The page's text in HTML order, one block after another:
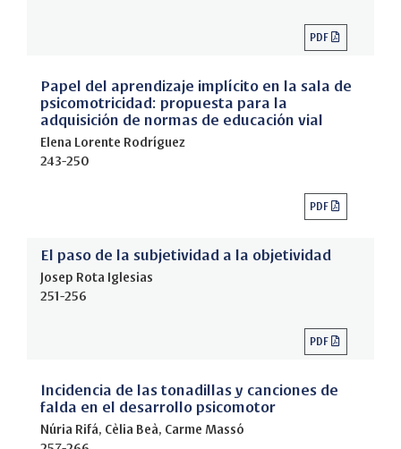
PDF
Papel del aprendizaje implícito en la sala de
psicomotricidad: propuesta para la
adquisición de normas de educación vial
Elena Lorente Rodríguez
243-250
PDF
El paso de la subjetividad a la objetividad
Josep Rota Iglesias
251-256
PDF
Incidencia de las tonadillas y canciones de
falda en el desarrollo psicomotor
Núria Rifá, Cèlia Beà, Carme Massó